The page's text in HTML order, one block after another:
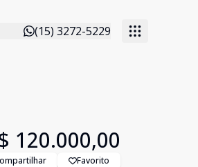
(15) 3272-5229
120.000,00
Favorito